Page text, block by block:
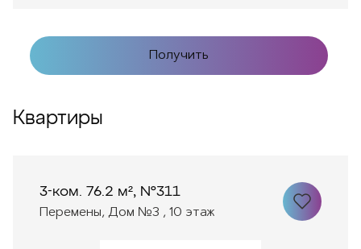
Получить
Квартиры
3-ком. 76.2 м², №311
Перемены, Дом №3 , 10 этаж